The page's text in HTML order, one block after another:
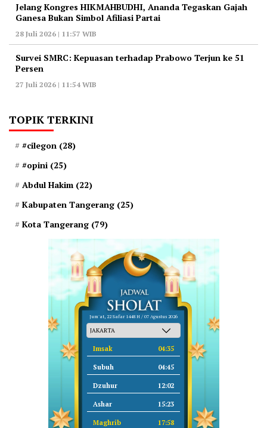
‎Jelang Kongres HIKMAHBUDHI, Ananda Tegaskan Gajah
Ganesa Bukan Simbol Afiliasi Partai
28 Juli 2026 | 11:57 WIB
‎Survei SMRC: Kepuasan terhadap Prabowo Terjun ke 51
Persen
27 Juli 2026 | 11:54 WIB
TOPIK TERKINI
#cilegon (28)
#opini (25)
Abdul Hakim (22)
Kabupaten Tangerang (25)
Kota Tangerang (79)
Jum'at, 22 Safar 1448 H / 07 Agustus 2026
Imsak 04:35
Subuh 04:45
Dzuhur 12:02
Ashar 15:23
Maghrib 17:58